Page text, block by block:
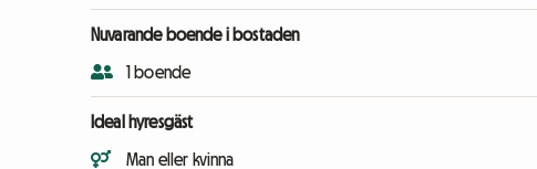
Nuvarande boende i bostaden
1 boende
Ideal hyresgäst
Man eller kvinna